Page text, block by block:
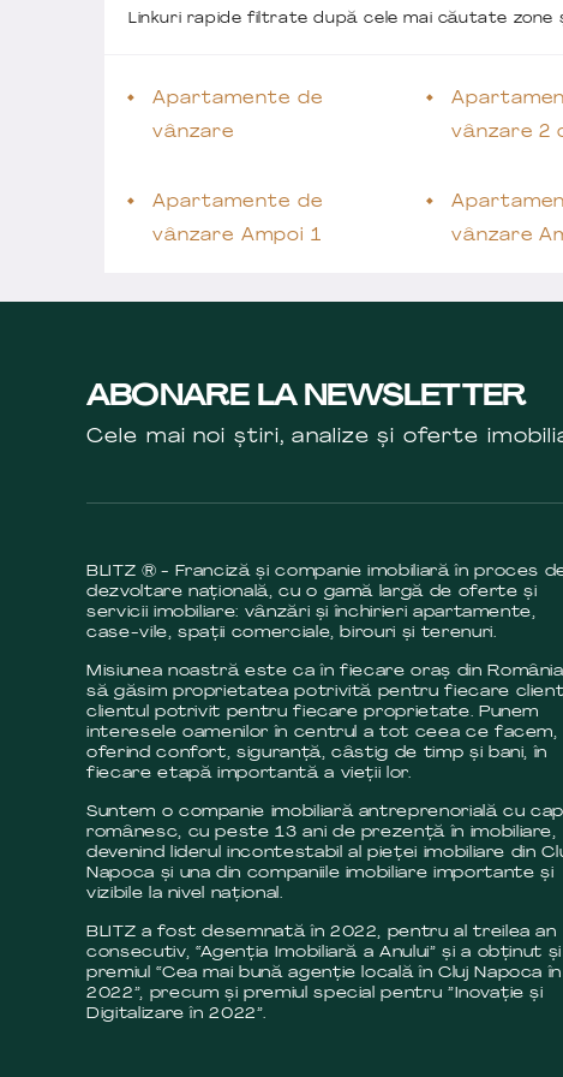
Linkuri rapide filtrate după cele mai căutate zone
Apartamente de
vânzare
Apartamente de
vânzare Ampoi 1
vânzare 2
vânzare
ABONARE LA NEWSLETTER
Cele mai noi știri, analize și oferte
BLITZ ® - Franciză și companie imobiliară în proces
dezvoltare națională, cu o gamă largă de oferte și
servicii imobiliare: vânzări și închirieri apartamente,
case-vile, spații comerciale, birouri și terenuri.
Misiunea noastră este ca în fiecare oraș din România,
să găsim proprietatea potrivită pentru fiecare
clientul potrivit pentru fiecare proprietate. Punem
interesele oamenilor în centrul a tot ceea ce facem,
oferind confort, siguranță, câstig de timp și bani, în
fiecare etapă importantă a vieții lor.
Suntem o companie imobiliară antreprenorială cu
românesc, cu peste 13 ani de prezență în imobiliare,
devenind liderul incontestabil al pieței imobiliare din
Napoca și una din companiile imobiliare importante și
vizibile la nivel național.
BLITZ a fost desemnată în 2022, pentru al treilea an
consecutiv, “Agenția Imobiliară a Anului” și a obținut și
premiul “Cea mai bună agenție locală în Cluj Napoca în
2022”, precum și premiul special pentru ”Inovație și
Digitalizare în 2022”.